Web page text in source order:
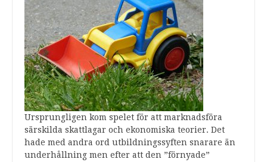
Ursprungligen kom spelet för att marknadsföra
särskilda skattlagar och ekonomiska teorier. Det
hade med andra ord utbildningssyften snarare än
underhållning men efter att den ”förnyade”